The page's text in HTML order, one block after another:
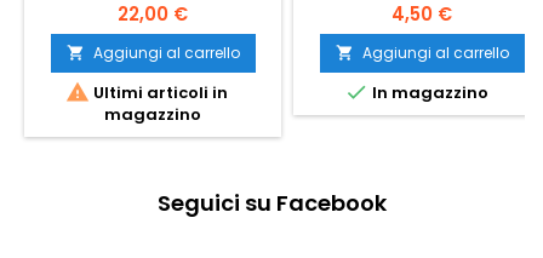
22,00 €
 Aggiungi al carrello
 Ultimi articoli in
magazzino
4,50 €
 Aggiungi al carrello
 In magazzino
Seguici su Facebook